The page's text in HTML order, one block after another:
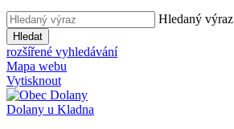
Hledaný výraz
Hledat
rozšířené vyhledávání
Mapa webu
Vytisknout
Dolany u Kladna